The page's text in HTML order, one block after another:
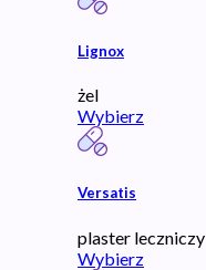
Lignox
żel
Wybierz
Versatis
plaster leczniczy
Wybierz